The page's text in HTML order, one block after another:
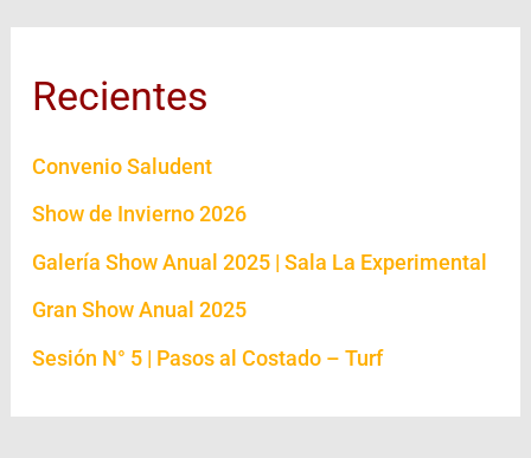
Recientes
Convenio Saludent
Show de Invierno 2026
Galería Show Anual 2025 | Sala La Experimental
Gran Show Anual 2025
Sesión N° 5 | Pasos al Costado – Turf